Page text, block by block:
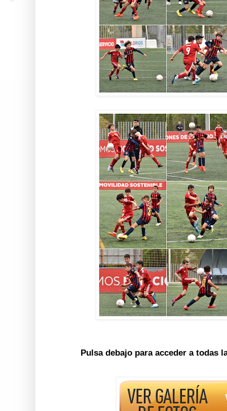
Pulsa debajo para acceder a todas